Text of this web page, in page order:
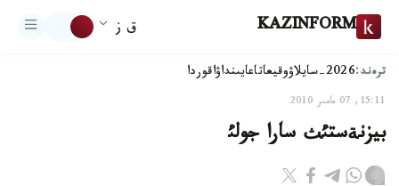
KAZINFORM ق ز
ترەند:2026-سايلاۋ وقيعاتاعايىنداۋاقوردا
15:11, 07 مامىر 2010
بيزنةستئث سارا جولئ